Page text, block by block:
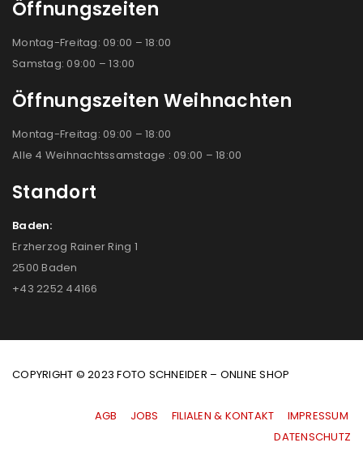
Öffnungszeiten
Montag-Freitag: 09:00 – 18:00
Samstag: 09:00 – 13:00
Öffnungszeiten Weihnachten
Montag-Freitag: 09:00 – 18:00
Alle 4 Weihnachtssamstage : 09:00 – 18:00
Standort
Baden:
Erzherzog Rainer Ring 1
2500 Baden
+43 2252 44166
COPYRIGHT © 2023 FOTO SCHNEIDER – ONLINE SHOP
AGB JOBS FILIALEN & KONTAKT
IMPRESSUM
|DATENSCHUTZ